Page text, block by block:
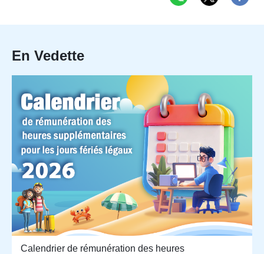
En Vedette
Calendrier de rémunération des heures